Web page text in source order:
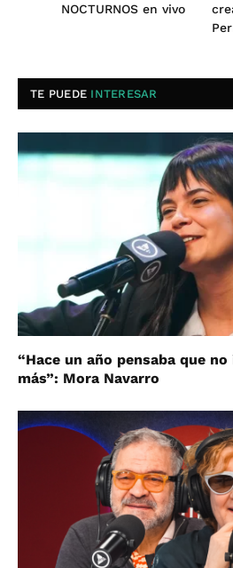
NOCTURNOS en vivo
TE PUEDE INTERESAR
“Hace un año pensaba que
más”: Mora Navarro